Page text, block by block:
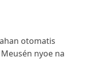
otomatis
nyoe na